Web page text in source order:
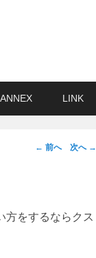
ANNEX LINK
投
ゲ
← 前へ 次へ →
方をするならクス